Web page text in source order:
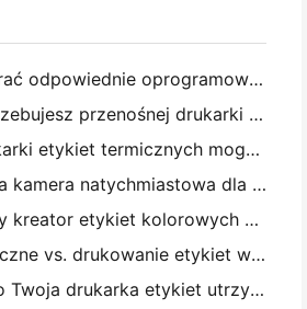
Jak wybrać odpowiednie oprogramowanie restauracyjne dla małej lub średniej restauracji
Czy potrzebujesz przenośnej drukarki A4 do faktur magazynowych? Co naprawdę działa
Czy drukarki etykiet termicznych mogą tworzyć wodoodporne etykiety dla produktów małych firm?
Najlepsza kamera natychmiastowa dla początkujących, którzy nie chcą marnować papieru
Najlepszy kreator etykiet kolorowych do dziennikarstwa i scrapbooking: dodaj więcej kolorów do każdej strony
Pismo ręczne vs. drukowanie etykiet wysyłkowych: wskazówki dla małych firm w 2026 roku
Dlaczego Twoja drukarka etykiet utrzymuje blokowanie?